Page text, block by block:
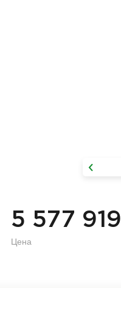
5 577 919
Цена